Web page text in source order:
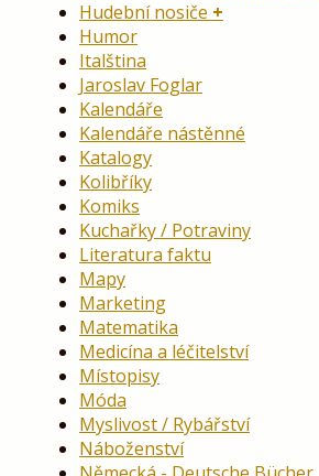
Hudební nosiče
Humor
Italština
Jaroslav Foglar
Kalendáře
Kalendáře nástěnné
Katalogy
Kolibříky
Komiks
Kuchařky / Potraviny
Literatura faktu
Mapy
Marketing
Matematika
Medicína a léčitelství
Místopisy
Móda
Myslivost / Rybářství
Náboženství